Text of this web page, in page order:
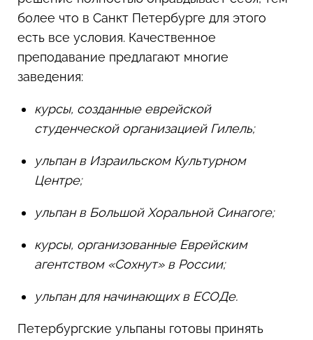
более что в Санкт Петербурге для этого
есть все условия. Качественное
преподавание предлагают многие
заведения:
курсы, созданные еврейской
студенческой организацией Гилель;
ульпан в Израильском Культурном
Центре;
ульпан в Большой Хоральной Синагоге;
курсы, организованные Еврейским
агентством «Сохнут» в России;
ульпан для начинающих в ЕСОДе.
Петербургские ульпаны готовы принять